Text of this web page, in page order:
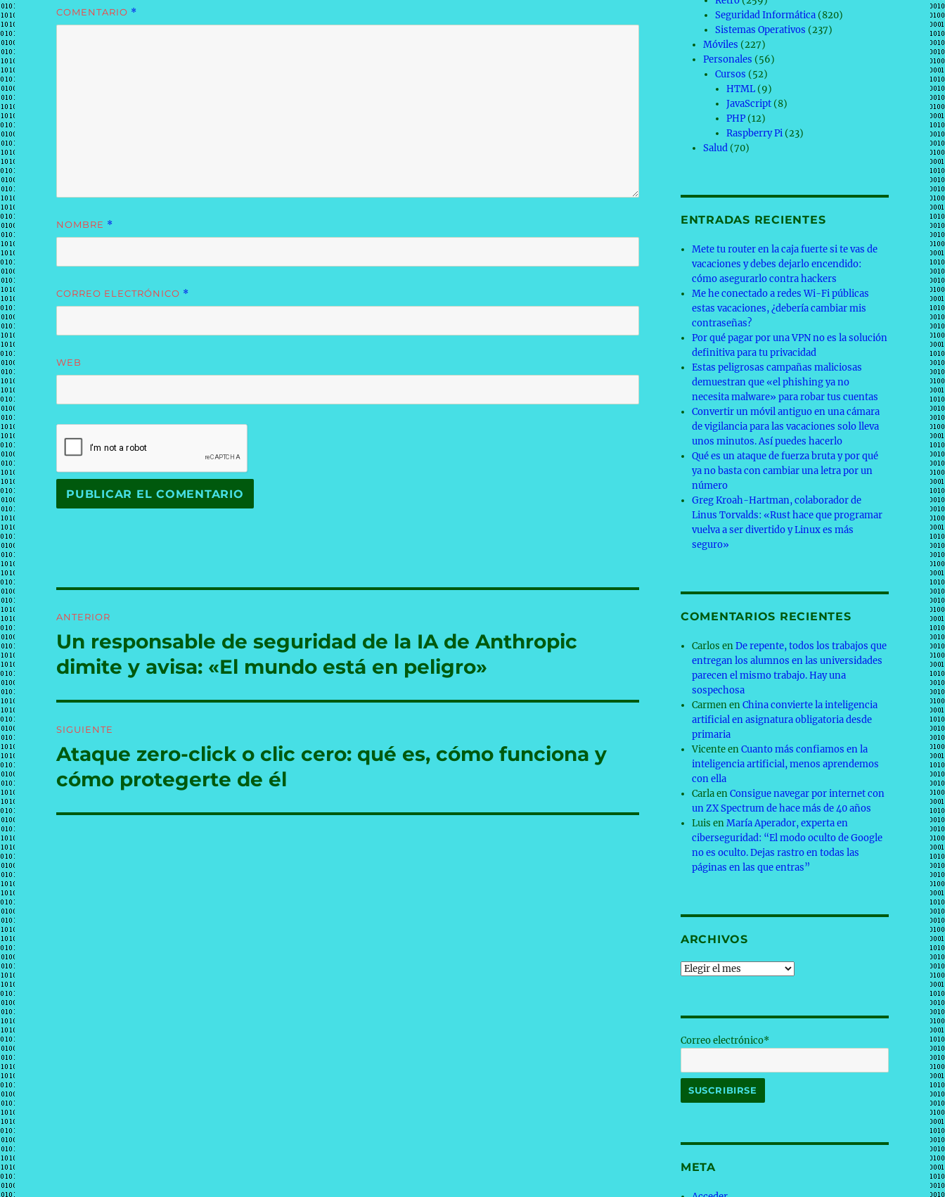
COMENTARIO *
NOMBRE *
CORREO ELECTRÓNICO *
WEB
de
entradas
ANTERIOR
Entrada
anterior:
Un responsable de seguridad de la IA de Anthropic
dimite y avisa: «El mundo está en peligro»
SIGUIENTE
Entrada
siguiente:
Ataque zero-click o clic cero: qué es, cómo funciona y
cómo protegerte de él
Seguridad Informática(820)
Sistemas Operativos (237)
Móviles (227)
Personales (56)
Cursos (52)
HTML(9)
JavaScript(8)
PHP(12)
Raspberry Pi(23)
Salud (70)
ENTRADAS RECIENTES
Mete tu router en la caja fuerte si te vas de
vacaciones y debes dejarlo encendido:
cómo asegurarlo contra hackers
Me he conectado a redes Wi-Fi públicas
estas vacaciones, ¿debería cambiar mis
contraseñas?
Por qué pagar por una VPN no es la solución
definitiva para tu privacidad
Estas peligrosas campañas maliciosas
demuestran que «el phishing ya no
necesita malware» para robar tus cuentas
Convertir un móvil antiguo en una cámara
de vigilancia para las vacaciones solo lleva
unos minutos. Así puedes hacerlo
Qué es un ataque de fuerza bruta y por qué
ya no basta con cambiar una letra por un
número
Greg Kroah-Hartman, colaborador de
Linus Torvalds: «Rust hace que programar
vuelva a ser divertido y Linux es más
seguro»
COMENTARIOS RECIENTES
Carlos enDe repente, todos los trabajos que
entregan los alumnos en las universidades
parecen el mismo trabajo. Hay una
sospechosa
CarmenenChina convierte la inteligencia
artificial en asignatura obligatoria desde
primaria
VicenteenCuanto más confiamos en la
inteligencia artificial, menos aprendemos
con ella
CarlaenConsigue navegar por internet con
un ZX Spectrum de hace más de 40 años
Luis enMaría Aperador, experta en
ciberseguridad: “El modo oculto de Google
no es oculto. Dejas rastro en todas las
páginas en las que entras”
ARCHIVOS
Archivos
Correo electrónico*
META